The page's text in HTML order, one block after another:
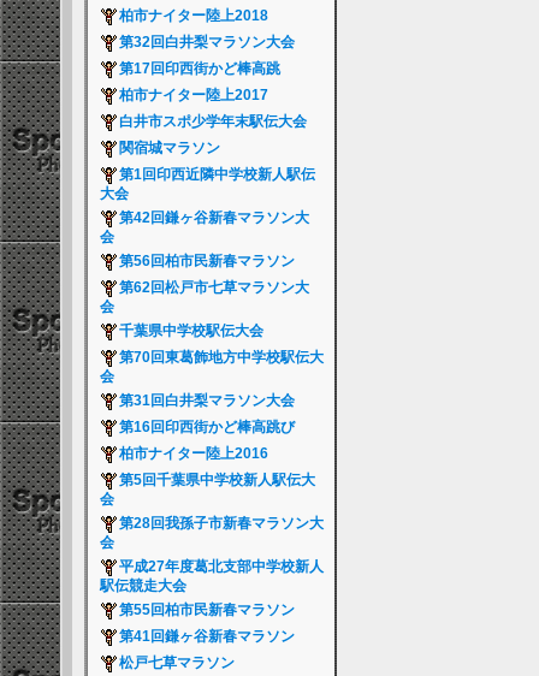
柏市ナイター陸上2018
第32回白井梨マラソン大会
第17回印西街かど棒高跳
柏市ナイター陸上2017
白井市スポ少学年末駅伝大会
関宿城マラソン
第1回印西近隣中学校新人駅伝
大会
第42回鎌ヶ谷新春マラソン大
会
第56回柏市民新春マラソン
第62回松戸市七草マラソン大
会
千葉県中学校駅伝大会
第70回東葛飾地方中学校駅伝大
会
第31回白井梨マラソン大会
第16回印西街かど棒高跳び
柏市ナイター陸上2016
第5回千葉県中学校新人駅伝大
会
第28回我孫子市新春マラソン大
会
平成27年度葛北支部中学校新人
駅伝競走大会
第55回柏市民新春マラソン
第41回鎌ヶ谷新春マラソン
松戸七草マラソン